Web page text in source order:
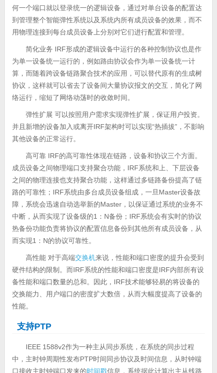
何一个端口就以登录统一的逻辑设备，通过对单台设备的配置达
到管理整个智能弹性系统以及系统内所有成员设备的效果，而不
用物理连接到每台成员设备上分别对它们进行配置和管理。
简化业务 IRF形成的逻辑设备中运行的各种控制协议也是作
为单一设备统一运行的，例如路由协议会作为单一设备统一计
算，而随着跨设备链路聚合技术的应用，可以替代原有的生成树
协议，这样就可以省去了设备间大量协议报文的交互，简化了网
络运行，缩短了网络动荡时的收敛时间。
弹性扩展 可以按照用户需求实现弹性扩展，保证用户投资。
并且新增的设备加入或离开IRF架构时可以实现“热插拔”，不影响
其他设备的正常运行。
高可靠 IRF的高可靠性体现在链路，设备和协议三个方面。
成员设备之间物理端口支持聚合功能，IRF系统和上、下层设备
之间的物理连接也支持聚合功能，这样通过多链路备份提高了链
路的可靠性；IRF系统由多台成员设备组成，一旦Master设备故
障，系统会迅速自动选举新的Master，以保证通过系统的业务不
中断，从而实现了设备级的1：N备份；IRF系统会有实时的协议
热备份功能负责将协议的配置信息备份到其他所有成员设备，从
而实现1：N的协议可靠性。
高性能 对于高端交换机来说，性能和端口密度的提升会受到
硬件结构的限制。而IRF系统的性能和端口密度是IRF内部所有设
备性能和端口数量的总和。因此，IRF技术能够轻易的将设备的
交换能力、用户端口的密度扩大数倍，从而大幅度提高了设备的
性能。
支持PTP
IEEE 1588v2作为一种主从同步系统，在系统的同步过程
中，主时钟周期性发布PTP时间同步协议及时间信息，从时钟端
口接收主时钟端口发来的时间戳信息，系统据此计算出主从线路